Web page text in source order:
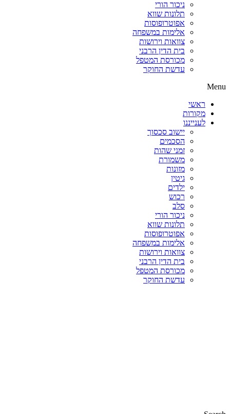
ניכור הורי
תלונות שווא
אפוטרופוסות
אלימות במשפחה
צוואות וירושות
בית הדין הרבני
מכורסת המטפל
עדשת החוקר
Menu
ראשי
מקורות
לענייננו
יישוב סכסוך
הסכמים
זמני שהות
משמורת
מזונות
גיטין
ילדים
רכוש
סלב
ניכור הורי
תלונות שווא
אפוטרופוסות
אלימות במשפחה
צוואות וירושות
בית הדין הרבני
מכורסת המטפל
עדשת החוקר